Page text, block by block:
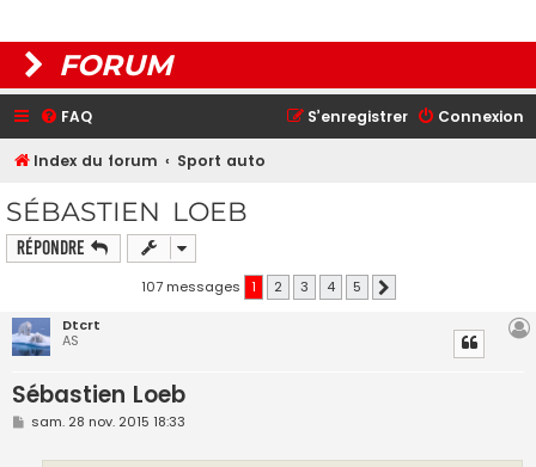
FORUM
FAQ Connexion
S’enregistrer
Index du forum Sport auto
SÉBASTIEN LOEB
Répondre
107 messages 1 2 3 4 5
Dtcrt
AS
Sébastien Loeb
M
sam. 28 nov. 2015 18:33